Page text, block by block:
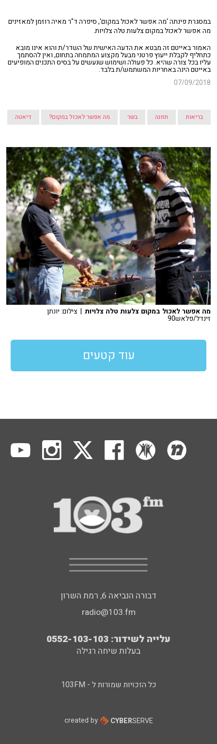
במסגרת פינתה 'מה אפשר לאכול במקום', סיפרה ד"ר מאיה רוזמן למאזינים
מה אפשר לאכול במקום צלעות טלה צלויות.
האמור באייטם זה מבטא את הדעה האישית של השדר/ת והוא אינו מובא
כתחליף לקבלת ייעוץ פרטני מבעל מקצוע המתמחה בתחום, ואין להסתמך
עליו בכל צורה שהיא. כל פעולה ושימוש שנעשים על בסיס התכנים המופיעים
באייטם הינה באחריות המשתמש/ת בלבד.
07/09/2018
בריאות תזונה בשר מה אפשר לאכול במקום? דיאטה
מה אפשר לאכול במקום צלעות טלה צלויות | צילום: יונתן
זינדל/פלאש90
עוד קטעים
דבורה הנביאה 6, רמת השרון
radio@103.fm
עלייה לשידור: 0552-103-103
בעלות שיחה רגילה
כל הזכויות שמורות ל - 103FM
created by CYBERSERVE